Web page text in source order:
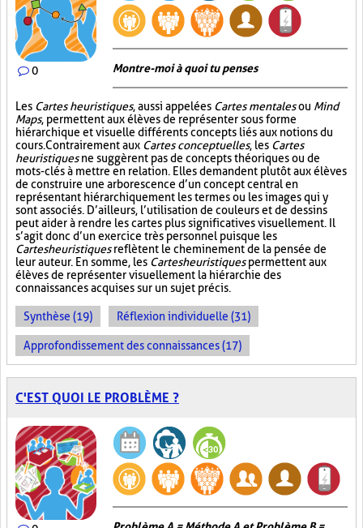
0 Montre-moi à quoi tu penses
Les Cartes heuristiques, aussi appelées Cartes mentalesou Mind
Maps, permettent aux élèves de représenter sous forme
hiérarchique et visuelle différents concepts liés aux notions du
cours. Contrairement aux Cartes conceptuelles, les Cartes
heuristiquesne suggèrent pas de concepts théoriques ou de
mots-clés à mettre en relation. Elles demandent plutôt aux élèves
de construire une arborescence d’un concept central en
représentant hiérarchiquement les termes ou les images qui y
sont associés. D’ailleurs, l’utilisation de couleurs et de dessins
peut aider à rendre les cartes plus significatives visuellement. Il
s’agit donc d’un exercice très personnel puisque les
Cartes heuristiquesreflètent le cheminement de la pensée de
leur auteur. En somme, les Cartes heuristiquespermettent aux
élèves de représenter visuellement la hiérarchie des
connaissances acquises sur un sujet précis.
Synthèse (19) Réflexion individuelle (31)
Approfondissement des connaissances (17)
C'EST QUOI LE PROBLÈME ?